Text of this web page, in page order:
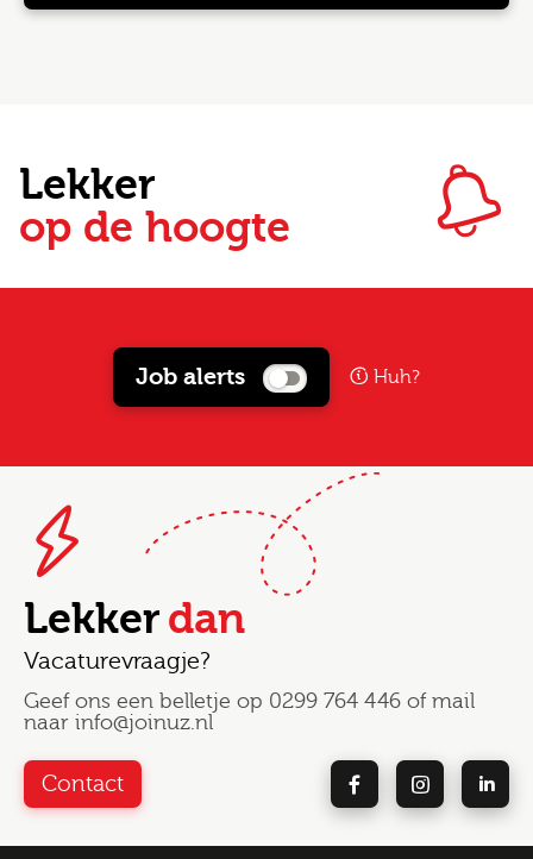
Lekker
op de hoogte
Job alerts Huh?
Lekkerdan
Vacaturevraagje?
Geef ons een belletje op 0299 764 446 of mail
naar info@joinuz.nl
Contact